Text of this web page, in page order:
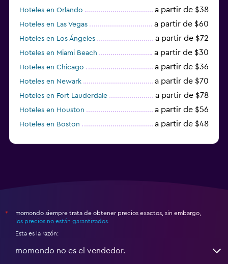
Hoteles en Orlando a partir de $38
Hoteles en Las Vegas a partir de $60
Hoteles en Los Ángeles a partir de $72
Hoteles en Miami Beach a partir de $30
Hoteles en Chicago a partir de $36
Hoteles en Newark a partir de $70
Hoteles en Fort Lauderdale a partir de $78
Hoteles en Houston a partir de $56
Hoteles en Boston a partir de $48
*
momondo siempre trata de obtener precios exactos, sin embargo,
los precios no están garantizados
Esta es la razón:
momondo no es el vendedor.